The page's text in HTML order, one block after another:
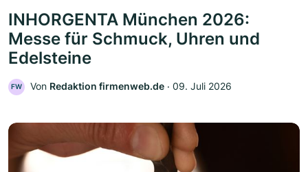
INHORGENTA München 2026:
Messe für Schmuck, Uhren und
Edelsteine
FW Von Redaktion firmenweb.de ‧ 09. Juli 2026